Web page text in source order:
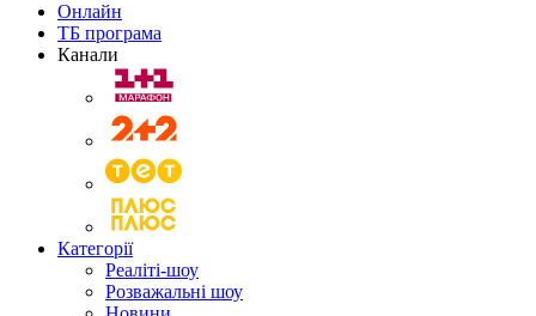
Онлайн
ТБ програма
Канали
Категорії
Реаліті-шоу
Розважальні шоу